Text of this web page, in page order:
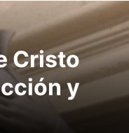
Cristo
y